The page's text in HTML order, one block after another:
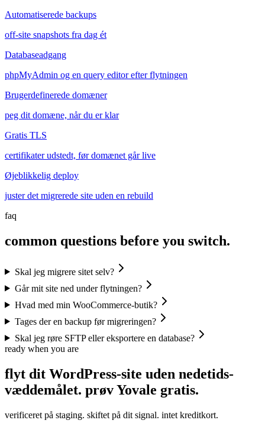
Automatiserede backups
off-site snapshots fra dag ét
Databaseadgang
phpMyAdmin og en query editor efter flytningen
Brugerdefinerede domæner
peg dit domæne, når du er klar
Gratis TLS
certifikater udstedt, før domænet går live
Øjeblikkelig deploy
juster det migrerede site uden en rebuild
faq
common questions before you switch.
Skal jeg migrere sitet selv?
Går mit site ned under flytningen?
Hvad med min WooCommerce-butik?
Tages der en backup før migreringen?
Skal jeg røre SFTP eller eksportere en database?
ready when you are
flyt dit WordPress-site uden nedetids-
væddemålet. prøvYovale gratis.
verificeret på staging. skiftet på dit signal. intet kreditkort.